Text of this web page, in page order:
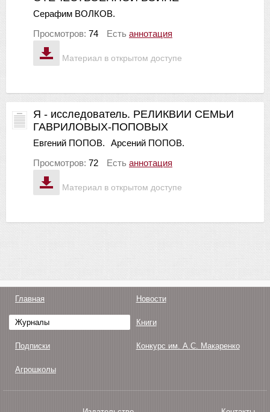
Материал в открытом доступе
Серафим ВОЛКОВ.
Просмотров: 74 Есть аннотация
Материал в открытом доступе
Я - исследователь. РЕЛИКВИИ СЕМЬИ
ГАВРИЛОВЫХ-ПОПОВЫХ
Евгений ПОПОВ.
Арсений ПОПОВ.
Просмотров: 72 Есть аннотация
Главная Новости
Журналы Книги
Подписки Конкурс им. А.С. Макаренко
Агрошколы